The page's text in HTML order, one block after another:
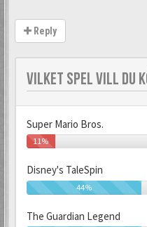
Reply
VILKET SPEL VILL DU
Super Mario Bros.
11%
Disney's TaleSpin
44%
The Guardian Legend